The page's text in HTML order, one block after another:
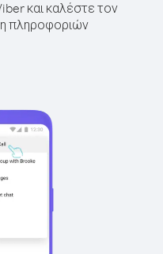
και καλέστε τον
πληροφοριών